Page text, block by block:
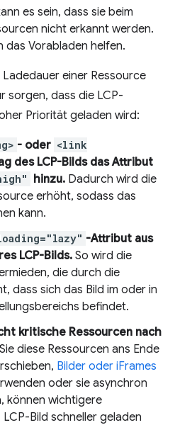
es sein, dass sie beim
nicht erkannt werden.
das Vorabladen helfen.
einer Ressource
sorgen, dass die LCP-
Priorität geladen wird:
- oder <link
des LCP-Bilds das Attribut
hinzu. Dadurch wird die
erhöht, sodass das
kann.
-Attribut aus
LCP-Bilds. So wird die
die durch die
dass sich das Bild im oder in
befindet.
kritische Ressourcen nach
diese Ressourcen ans Ende
Bilder oder iFrames
oder sie asynchron
können wichtigere
Bild schneller geladen